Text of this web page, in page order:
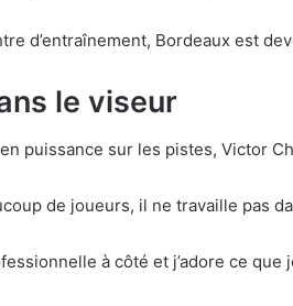
d’entraînement, Bordeaux est
le viseur
puissance sur les pistes, Victor
de joueurs, il ne travaille pas
à côté et j’adore ce